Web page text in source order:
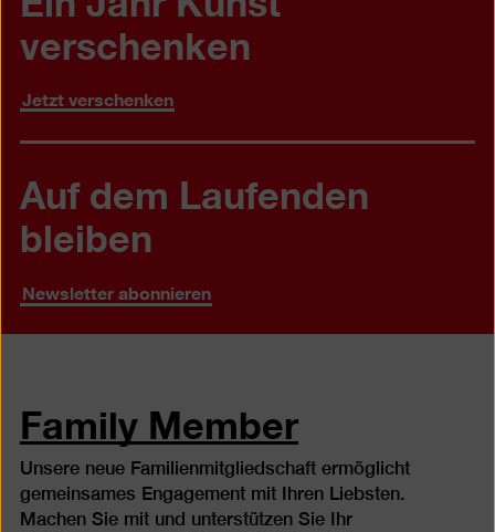
verschenken
Jetzt verschenken
Auf dem Laufenden
bleiben
Newsletter abonnieren
Family Member
Unsere neue Familienmitgliedschaft ermöglicht
gemeinsames Engagement mit Ihren Liebsten.
Machen Sie mit und unterstützen Sie Ihr